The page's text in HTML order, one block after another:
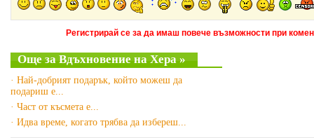
Регистрирай се за да имаш повече възможности при
Още за Вдъхновение на Хера »
· Най-добрият подарък, който можеш да
подариш е...
· Част от късмета е...
· Идва време, когато трябва да избереш...